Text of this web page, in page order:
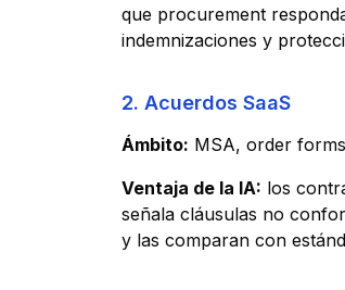
que procurement
indemnizaciones y
2. Acuerdos SaaS
Ámbito: MSA, order
Ventaja de la IA: los
señala cláusulas no
y las comparan con